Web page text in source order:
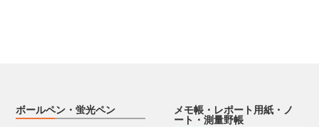
ボールペン・蛍光ペン
メモ帳・レポート用紙・ノ
ート・測量野帳